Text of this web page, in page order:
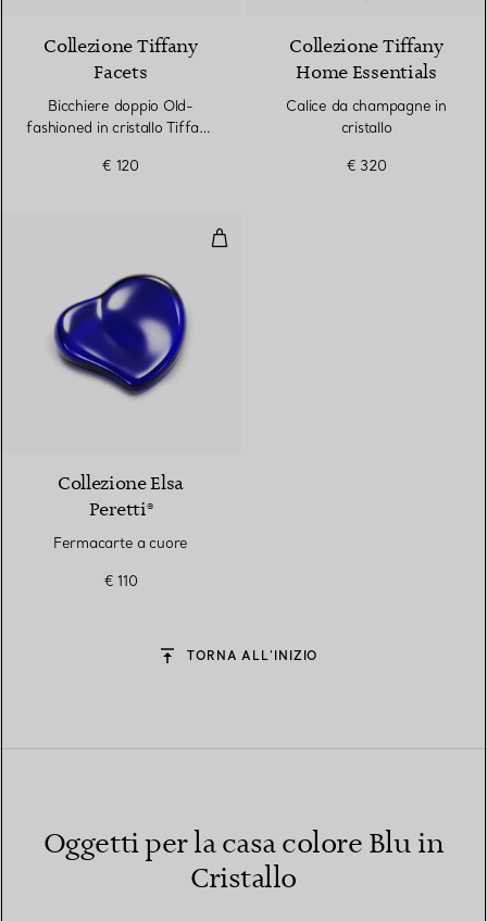
Collezione Tiffany
Facets
Bicchiere doppio Old-
fashioned in cristallo Tiffany
€ 120
Collezione Tiffany
Home Essentials
Calice da champagne in
cristallo
€ 320
Fermacarte a cuore
Collezione Elsa
Peretti®
Fermacarte a cuore
€ 110
TORNA ALL’INIZIO
Oggetti per la casa colore Blu in
Cristallo